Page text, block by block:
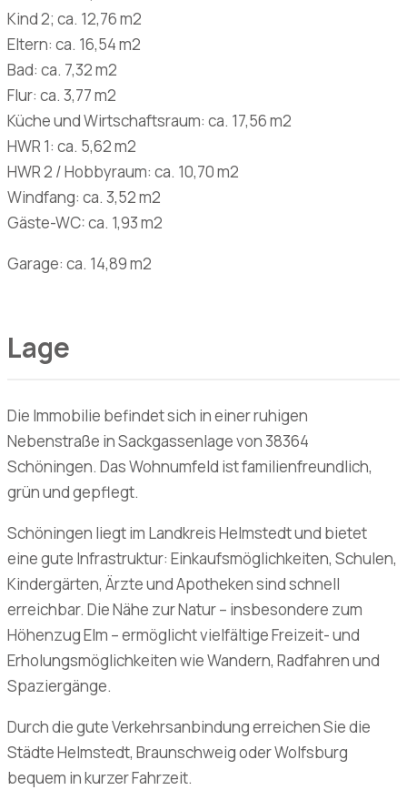
Kind 2; ca. 12,76 m2
Eltern: ca. 16,54 m2
Bad: ca. 7,32 m2
Flur: ca. 3,77 m2
Küche und Wirtschaftsraum: ca. 17,56 m2
HWR 1: ca. 5,62 m2
HWR 2 / Hobbyraum: ca. 10,70 m2
Windfang: ca. 3,52 m2
Gäste-WC: ca. 1,93 m2
Garage: ca. 14,89 m2
Lage
Die Immobilie befindet sich in einer ruhigen
Nebenstraße in Sackgassenlage von 38364
Schöningen. Das Wohnumfeld ist familienfreundlich,
grün und gepflegt.
Schöningen liegt im Landkreis Helmstedt und bietet
eine gute Infrastruktur: Einkaufsmöglichkeiten, Schulen,
Kindergärten, Ärzte und Apotheken sind schnell
erreichbar. Die Nähe zur Natur – insbesondere zum
Höhenzug Elm – ermöglicht vielfältige Freizeit- und
Erholungsmöglichkeiten wie Wandern, Radfahren und
Spaziergänge.
Durch die gute Verkehrsanbindung erreichen Sie die
Städte Helmstedt, Braunschweig oder Wolfsburg
bequem in kurzer Fahrzeit.